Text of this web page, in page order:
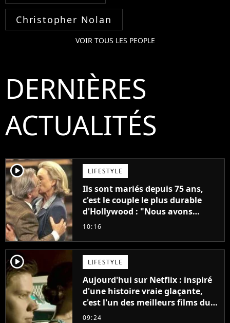
Christopher Nolan
VOIR TOUS LES PEOPLE
DERNIÈRES
ACTUALITÉS
player2 LIFESTYLE
Ils sont mariés depuis 75 ans,
c'est le couple le plus durable
d'Hollywood : "Nous avons
avancé jour après jour, et les
décennies"
10:16
player2 LIFESTYLE
Aujourd'hui sur Netflix : inspiré
d'une histoire vraie glaçante,
c'est l'un des meilleurs films du
21ème siècle
09:24